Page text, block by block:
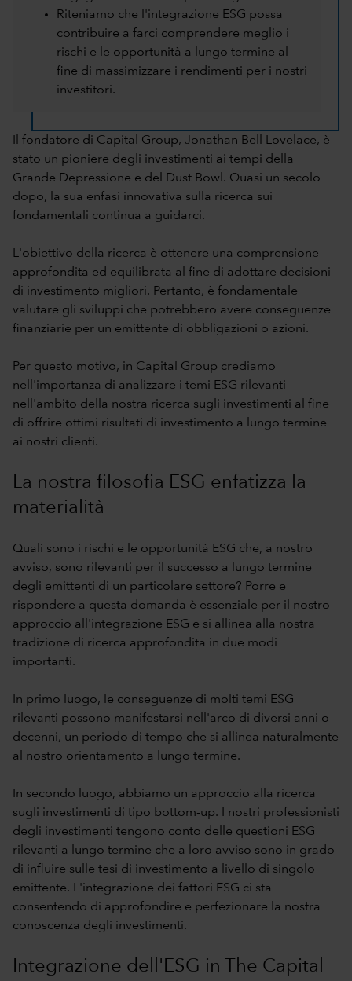
Riteniamo che l'integrazione ESG possa
contribuire a farci comprendere meglio i
rischi e le opportunità a lungo termine al
fine di massimizzare i rendimenti per i nostri
investitori.
Il fondatore di Capital Group, Jonathan Bell Lovelace, è
stato un pioniere degli investimenti ai tempi della
Grande Depressione e del Dust Bowl. Quasi un secolo
dopo, la sua enfasi innovativa sulla ricerca sui
fondamentali continua a guidarci.
L'obiettivo della ricerca è ottenere una comprensione
approfondita ed equilibrata al fine di adottare decisioni
di investimento migliori. Pertanto, è fondamentale
valutare gli sviluppi che potrebbero avere conseguenze
finanziarie per un emittente di obbligazioni o azioni.
Per questo motivo, in Capital Group crediamo
nell'importanza di analizzare i temi ESG rilevanti
nell'ambito della nostra ricerca sugli investimenti al fine
di offrire ottimi risultati di investimento a lungo termine
ai nostri clienti.
La nostra filosofia ESG enfatizza la
materialità
Quali sono i rischi e le opportunità ESG che, a nostro
avviso, sono rilevanti per il successo a lungo termine
degli emittenti di un particolare settore? Porre e
rispondere a questa domanda è essenziale per il nostro
approccio all'integrazione ESG e si allinea alla nostra
tradizione di ricerca approfondita in due modi
importanti.
In primo luogo, le conseguenze di molti temi ESG
rilevanti possono manifestarsi nell'arco di diversi anni o
decenni, un periodo di tempo che si allinea naturalmente
al nostro orientamento a lungo termine.
In secondo luogo, abbiamo un approccio alla ricerca
sugli investimenti di tipo bottom-up. I nostri professionisti
degli investimenti tengono conto delle questioni ESG
rilevanti a lungo termine che a loro avviso sono in grado
di influire sulle tesi di investimento a livello di singolo
emittente. L'integrazione dei fattori ESG ci sta
consentendo di approfondire e perfezionare la nostra
conoscenza degli investimenti.
Integrazione dell'ESG in The Capital